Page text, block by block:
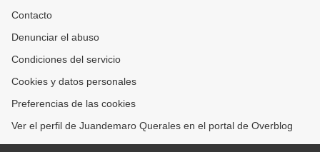
Contacto
Denunciar el abuso
Condiciones del servicio
Cookies y datos personales
Preferencias de las cookies
Ver el perfil de Juandemaro Querales en el portal de Overblog